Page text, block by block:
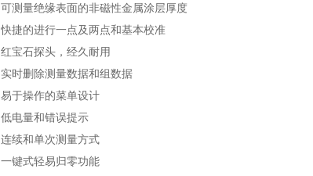
可测量绝缘表面的非磁性金属涂层厚度
快捷的进行一点及两点和基本校准
红宝石探头，经久耐用
实时删除测量数据和组数据
易于操作的菜单设计
低电量和错误提示
连续和单次测量方式
一键式轻易归零功能